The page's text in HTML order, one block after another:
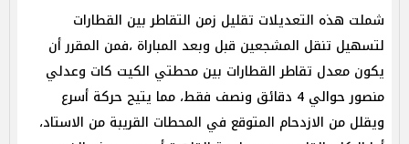
شملت هذه التعديلات تقليل زمن التقاطر بين القطارات
لتسهيل تنقل المشجعين قبل وبعد المباراة ،فمن المقرر أن
يكون معدل تقاطر القطارات بين محطتي الكيت كات وعدلي
منصور حوالي 4 دقائق ونصف فقط، مما يتيح حركة أسرع
ويقلل من الازدحام المتوقع في المحطات القريبة من الاستاد،